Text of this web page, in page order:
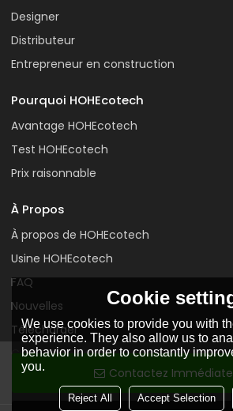
Contactez
Designer
Distributeur
Entrepreneur en construction
Pourquoi HOHEcotech
Avantage HOHEcotech
Test HOHEcotech
Prix raisonnable
À Propos
À propos de HOHEcotech
Usine HOHEcotech
FAQ
Nouvelles
Télécharger
Contactez-nous
Cookie
We use cookies to provide you with
experience. They also allow us to
behavior in order to constantly
you.
Reject All Accept Selection